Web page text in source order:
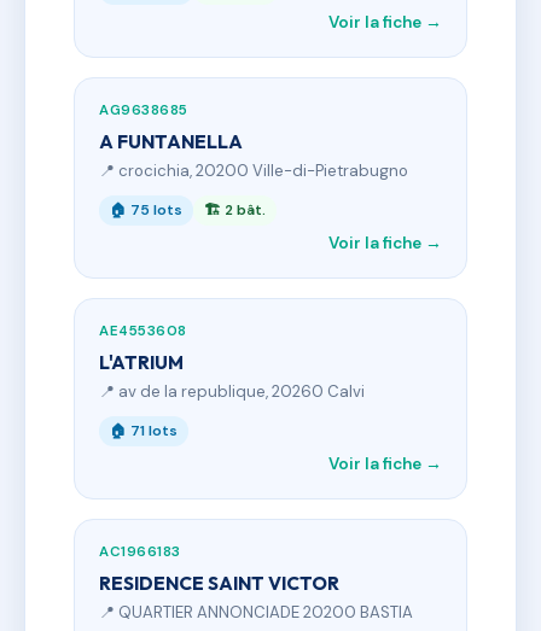
Voir la fiche →
AG9638685
A FUNTANELLA
📍 crocichia, 20200 Ville-di-Pietrabugno
🏠 75 lots 🏗 2 bât.
Voir la fiche →
AE4553608
L'ATRIUM
📍 av de la republique, 20260 Calvi
🏠 71 lots
Voir la fiche →
AC1966183
RESIDENCE SAINT VICTOR
📍 QUARTIER ANNONCIADE 20200 BASTIA